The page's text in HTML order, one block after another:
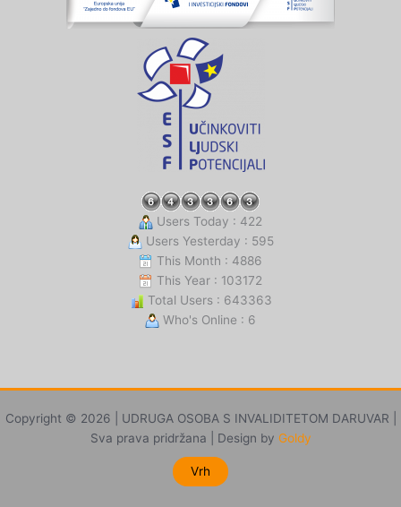
Users Today : 422
Users Yesterday : 595
This Month : 4886
This Year : 103172
Total Users : 643363
Who's Online : 6
Copyright © 2026 | UDRUGA OSOBA S INVALIDITETOM DARUVAR |
Sva prava pridržana | Design by Goldy
Vrh